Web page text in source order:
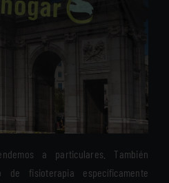
a particulares. También
de fisioterapia específicamente